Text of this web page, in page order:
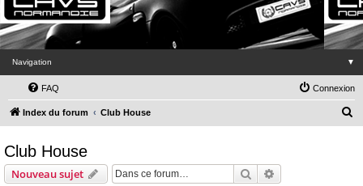
Navigation ▼
FAQ Connexion
Index du forum Club House
Club House
Nouveau sujet Rechercher